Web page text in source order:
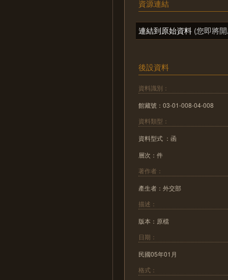
資源連結
連結到原始資料 (您即將
後設資料
資料識別：
館藏號：03-01-008-04-008
資料類型：
資料型式 ：函
層次：件
著作者：
產生者：外交部
描述：
版本：原檔
日期：
民國05年01月
格式：